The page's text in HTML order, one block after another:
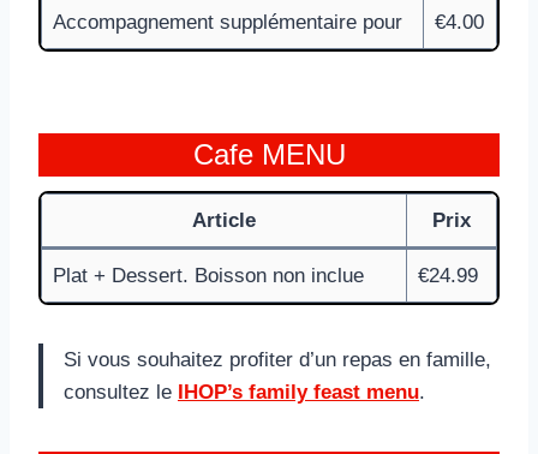
Accompagnement supplémentaire pour €4.00
Cafe MENU
Article Prix
Plat + Dessert. Boisson non inclue €24.99
Si vous souhaitez profiter d’un repas en famille,
consultez le IHOP’s family feast menu.